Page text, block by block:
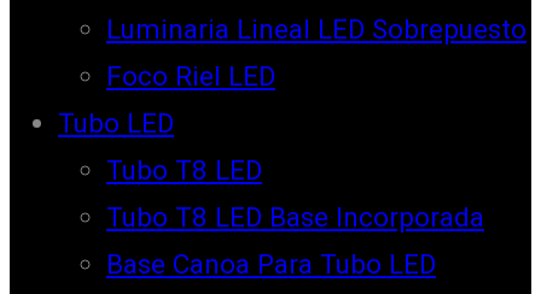
Luminaria Lineal LED Sobrepuesto
Foco Riel LED
Tubo LED
Tubo T8 LED
Tubo T8 LED Base Incorporada
Base Canoa Para Tubo LED